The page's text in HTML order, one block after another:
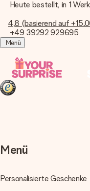
Heute bestellt, in 1
4,8 (basierend auf
+49 39292 929695
Heute bestellt,
Wir bereiten dein
4,8 bei Google
Menü
Menü
Personalisierte Geschenke